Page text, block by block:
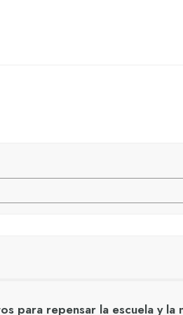
para repensar la escuela y la